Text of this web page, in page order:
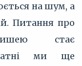
на шум, а
Питання про
стає
ми ще